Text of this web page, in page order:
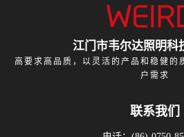
江门市韦尔达照明科
高要求高品质，以灵活的产品和稳健的
户需求
联系我们